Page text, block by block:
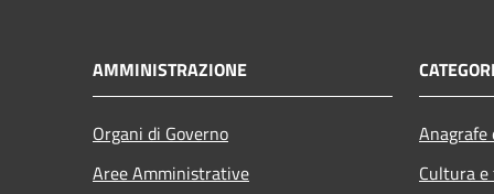
AMMINISTRAZIONE
Organi di Governo
Aree Amministrative
Cultura